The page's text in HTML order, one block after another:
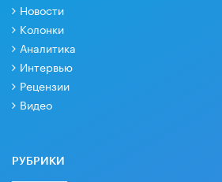
Новости
Колонки
Аналитика
Интервью
Рецензии
Видео
РУБРИКИ